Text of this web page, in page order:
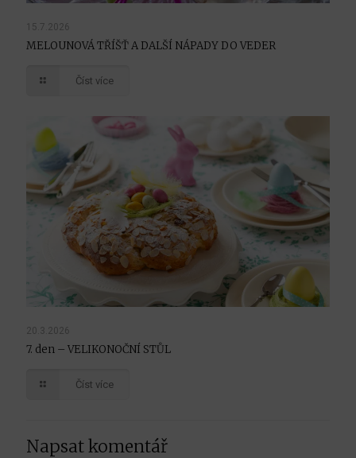
15.7.2026
MELOUNOVÁ TŘÍŠŤ A DALŠÍ NÁPADY DO VEDER
Číst více
20.3.2026
7. den – VELIKONOČNÍ STŮL
Číst více
Napsat komentář